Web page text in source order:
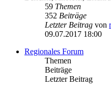
59 Themen
352 Beiträge
Letzter Beitrag von
09.07.2017 18:00
Regionales Forum
Themen
Beiträge
Letzter Beitrag